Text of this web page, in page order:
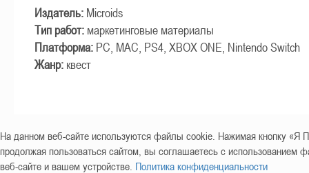
Издатель: Microids
Тип работ: маркетинговые материалы
Платформа: PC, MAC, PS4, XBOX ONE, Nintendo Switch
Жанр: квест
На данном веб-сайте используются файлы cookie. Нажимая кнопку
продолжая пользоваться сайтом, вы соглашаетесь с использованием
веб-сайте и вашем устройстве. Политика конфиденциальности